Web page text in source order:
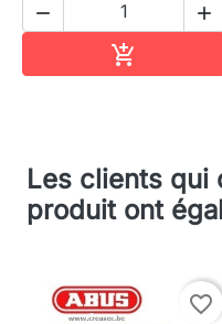
 

Les clients qui
produit ont
favorite_border